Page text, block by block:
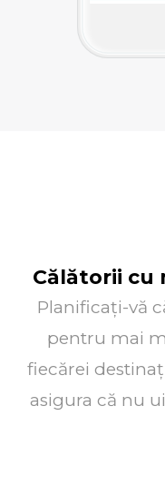
Călătorii cu
Planificați-vă
pentru mai
fiecărei
asigura că nu